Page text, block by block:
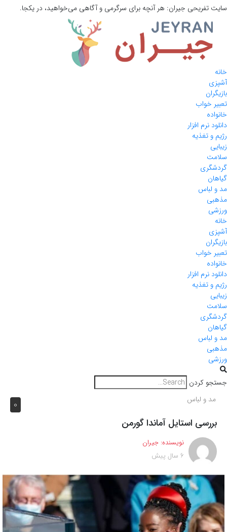
سایت تفریحی جیران: هر آنچه برای سرگرمی و آگاهی می‌خواهید، در یکجا.
خانه
آشپزی
بازیگران
تعبیر خواب
خانواده
دانلود نرم افزار
رژیم و تغذیه
زیبایی
سلامت
گردشگری
گیاهان
مد و لباس
مذهبی
ورزشی
خانه
آشپزی
بازیگران
تعبیر خواب
خانواده
دانلود نرم افزار
رژیم و تغذیه
زیبایی
سلامت
گردشگری
گیاهان
مد و لباس
مذهبی
ورزشی
جستجو کردن
0 مد و لباس
بررسی استایل آماندا گورمن
نویسنده: جیران
6 سال پیش